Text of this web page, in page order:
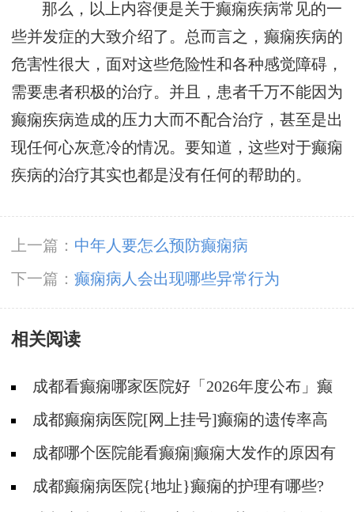
那么，以上内容便是关于癫痫疾病常见的一
些并发症的大致介绍了。总而言之，癫痫疾病的
危害性很大，面对这些危险性和各种感觉障碍，
需要患者积极的治疗。并且，患者千万不能因为
癫痫疾病造成的压力大而不配合治疗，甚至是出
现任何心灰意冷的情况。要知道，这些对于癫痫
疾病的治疗其实也都是没有任何的帮助的。
上一篇： 中年人要怎么预防癫痫病
下一篇： 癫痫病人会出现哪些异常行为
相关阅读
成都看癫痫哪家医院好「2026年度公布」癫
痫要做的护理有哪些?
成都癫痫病医院[网上挂号]癫痫的遗传率高
不高?成都哪个医院能看癫痫|癫痫大发作的原因有
哪些?成都癫痫病医院{地址}癫痫的护理有哪些?